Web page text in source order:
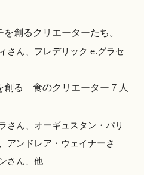
創るクリエーターたち。
さん、フレデリック e.グラセ
創る 食のクリエーター７人
さん、オーギュスタン・パリ
アンドレア・ウェイナーさ
さん、他